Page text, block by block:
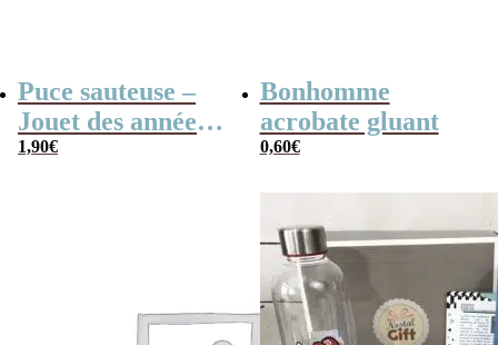
Puce sauteuse –
Jouet des années
80
1,90€
Bonhomme
acrobate gluant
0,60€